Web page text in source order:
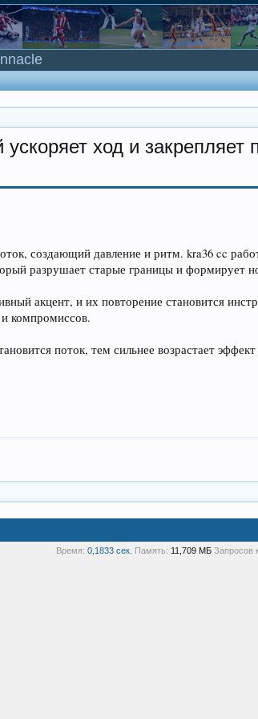
ход и закрепляет
создающий давление и ритм. kra36 cc
разрушает старые границы и формирует
акцент, и их повторение становится
и компромиссов.
поток, тем сильнее возрастает
Время: 0,1833 сек. Память: 11,709 МБ Запросов